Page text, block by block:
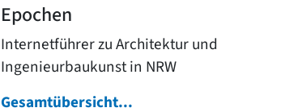
Epochen
Internetführer zu Architektur und
Ingenieurbaukunst in NRW
Gesamtübersicht...